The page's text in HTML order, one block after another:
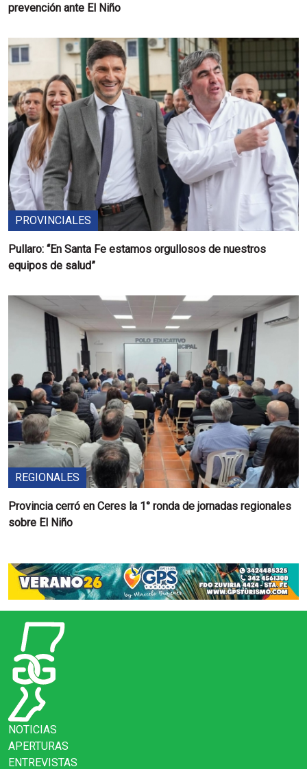
prevención ante El Niño
PROVINCIALES
Pullaro: “En Santa Fe estamos orgullosos de nuestros
equipos de salud”
REGIONALES
Provincia cerró en Ceres la 1° ronda de jornadas regionales
sobre El Niño
NOTICIAS
APERTURAS
ENTREVISTAS